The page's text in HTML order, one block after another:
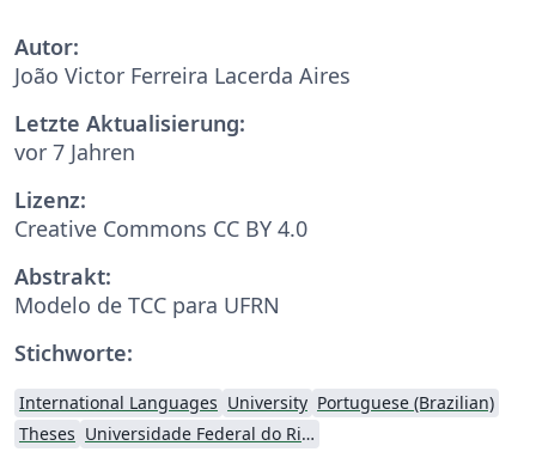
Autor:
João Victor Ferreira Lacerda Aires
Letzte Aktualisierung:
vor 7 Jahren
Lizenz:
Creative Commons CC BY 4.0
Abstrakt:
Modelo de TCC para UFRN
Stichworte:
International Languages University Portuguese (Brazilian)
Theses
Universidade Federal do Rio Grande do Norte (UFRN)